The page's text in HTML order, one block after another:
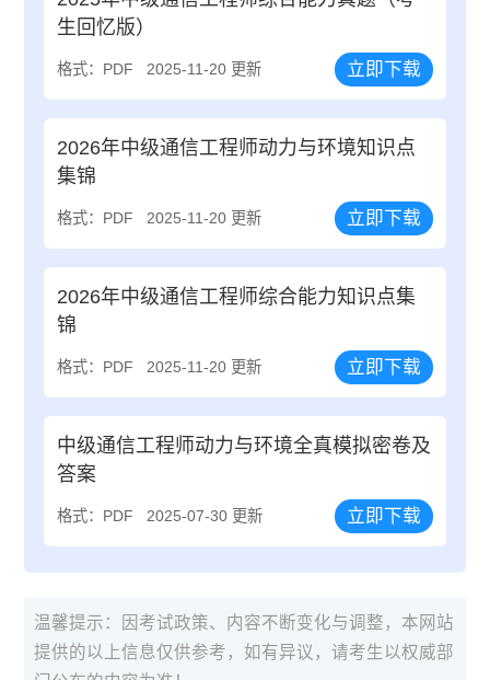
生回忆版）
格式：PDF 2025-11-20 更新 立即下载
2026年中级通信工程师动力与环境知识点
集锦
格式：PDF 2025-11-20 更新 立即下载
2026年中级通信工程师综合能力知识点集
锦
格式：PDF 2025-11-20 更新 立即下载
中级通信工程师动力与环境全真模拟密卷及
答案
格式：PDF 2025-07-30 更新 立即下载
温馨提示：因考试政策、内容不断变化与调整，本网站
提供的以上信息仅供参考，如有异议，请考生以权威部